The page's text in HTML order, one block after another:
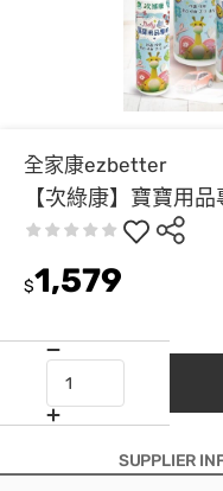
全家康ezbetter
【次綠康】寶寶用
$1,579
SUPPLIER